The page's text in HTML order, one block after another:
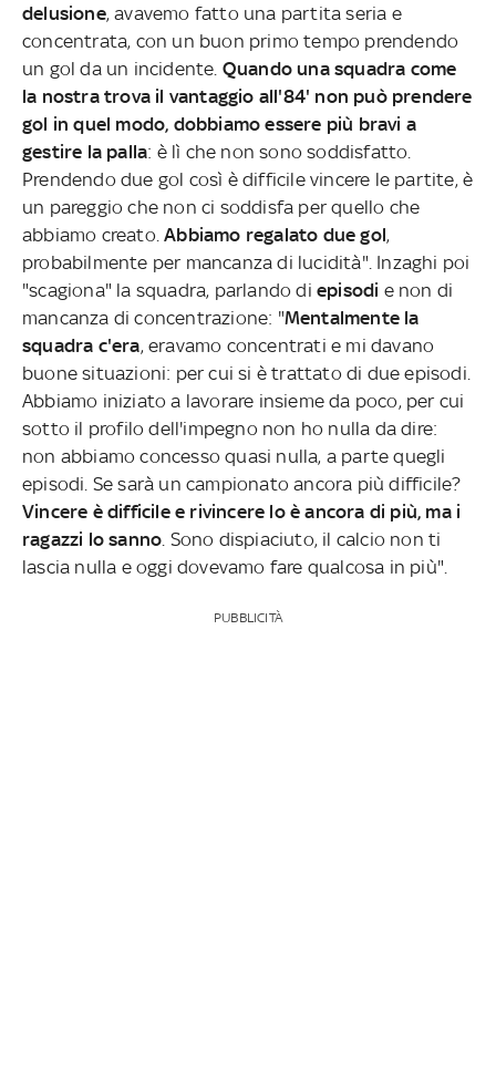
delusione, avavemo fatto una partita seria e
concentrata, con un buon primo tempo prendendo
un gol da un incidente. Quando una squadra come
la nostra trova il vantaggio all'84' non può prendere
gol in quel modo, dobbiamo essere più bravi a
gestire la palla: è lì che non sono soddisfatto.
Prendendo due gol così è difficile vincere le partite, è
un pareggio che non ci soddisfa per quello che
abbiamo creato.Abbiamo regalato due gol,
probabilmente per mancanza di lucidità". Inzaghi poi
"scagiona" la squadra, parlando di episodi e non di
mancanza di concentrazione: "Mentalmente la
squadra c'era, eravamo concentrati e mi davano
buone situazioni: per cui si è trattato di due episodi.
Abbiamo iniziato a lavorare insieme da poco, per cui
sotto il profilo dell'impegno non ho nulla da dire:
non abbiamo concesso quasi nulla, a parte quegli
episodi. Se sarà un campionato ancora più difficile?
Vincere è difficile e rivincere lo è ancora di più, ma i
ragazzi lo sanno . Sono dispiaciuto, il calcio non ti
lascia nulla e oggi dovevamo fare qualcosa in più".
PUBBLICITÀ